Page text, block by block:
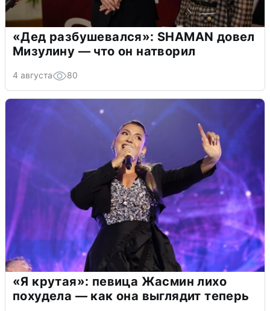
«Дед разбушевался»: SHAMAN довел
Мизулину — что он натворил
4 августа 80
«Я крутая»: певица Жасмин лихо
похудела — как она выглядит теперь